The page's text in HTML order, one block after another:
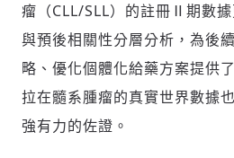
瘤（CLL/SLL）的註冊Ⅱ期數
與預後相關性分層分析，為後
略、優化個體化給藥方案提供
拉在髓系腫瘤的真實世界數據
強有力的佐證。